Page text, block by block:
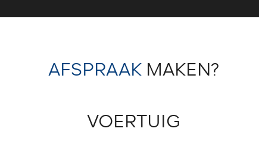
AFSPRAAKMAKEN?
VOERTUIG